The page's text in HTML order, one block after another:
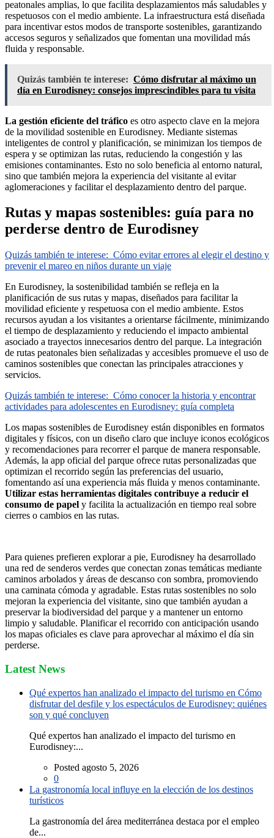
peatonales amplias, lo que facilita desplazamientos más saludables y
respetuosos con el medio ambiente. La infraestructura está diseñada
para incentivar estos modos de transporte sostenibles, garantizando
accesos seguros y señalizados que fomentan una movilidad más
fluida y responsable.
Quizás también te interese: Cómo disfrutar al máximo un
día en Eurodisney: consejos imprescindibles para tu visita
La gestión eficiente del tráfico es otro aspecto clave en la mejora
de la movilidad sostenible en Eurodisney. Mediante sistemas
inteligentes de control y planificación, se minimizan los tiempos de
espera y se optimizan las rutas, reduciendo la congestión y las
emisiones contaminantes. Esto no solo beneficia al entorno natural,
sino que también mejora la experiencia del visitante al evitar
aglomeraciones y facilitar el desplazamiento dentro del parque.
Rutas y mapas sostenibles: guía para no
perderse dentro de Eurodisney
Quizás también te interese: Cómo evitar errores al elegir el destino y
prevenir el mareo en niños durante un viaje
En Eurodisney, la sostenibilidad también se refleja en la
planificación de sus rutas y mapas, diseñados para facilitar la
movilidad eficiente y respetuosa con el medio ambiente. Estos
recursos ayudan a los visitantes a orientarse fácilmente, minimizando
el tiempo de desplazamiento y reduciendo el impacto ambiental
asociado a trayectos innecesarios dentro del parque. La integración
de rutas peatonales bien señalizadas y accesibles promueve el uso de
caminos sostenibles que conectan las principales atracciones y
servicios.
Quizás también te interese: Cómo conocer la historia y encontrar
actividades para adolescentes en Eurodisney: guía completa
Los mapas sostenibles de Eurodisney están disponibles en formatos
digitales y físicos, con un diseño claro que incluye iconos ecológicos
y recomendaciones para recorrer el parque de manera responsable.
Además, la app oficial del parque ofrece rutas personalizadas que
optimizan el recorrido según las preferencias del usuario,
fomentando así una experiencia más fluida y menos contaminante.
Utilizar estas herramientas digitales contribuye a reducir el
consumo de papel y facilita la actualización en tiempo real sobre
cierres o cambios en las rutas.
Para quienes prefieren explorar a pie, Eurodisney ha desarrollado
una red de senderos verdes que conectan zonas temáticas mediante
caminos arbolados y áreas de descanso con sombra, promoviendo
una caminata cómoda y agradable. Estas rutas sostenibles no solo
mejoran la experiencia del visitante, sino que también ayudan a
preservar la biodiversidad del parque y a mantener un entorno
limpio y saludable. Planificar el recorrido con anticipación usando
los mapas oficiales es clave para aprovechar al máximo el día sin
perderse.
Latest News
Qué expertos han analizado el impacto del turismo en Cómo
disfrutar del desfile y los espectáculos de Eurodisney: quiénes
son y qué concluyen
Qué expertos han analizado el impacto del turismo en
Eurodisney:...
Posted agosto 5, 2026
0
La gastronomía local influye en la elección de los destinos
turísticos
La gastronomía del área mediterránea destaca por el empleo
de...